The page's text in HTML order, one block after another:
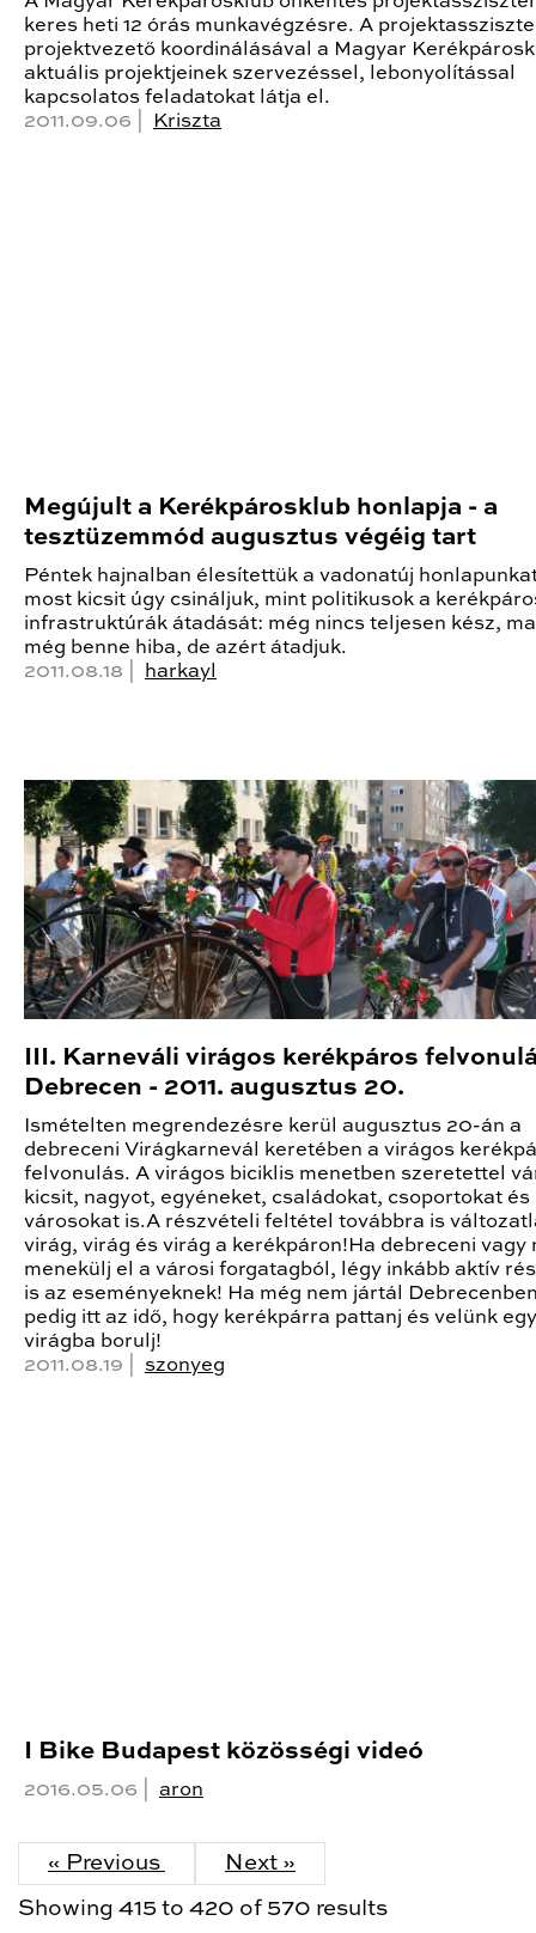
keres heti 12 órás munkavégzésre. A
projektvezető koordinálásával a Magyar
aktuális projektjeinek szervezéssel, lebonyolítással
kapcsolatos feladatokat látja el.
2011.09.06 |
Kriszta
Megújult a Kerékpárosklub honlapja - a
tesztüzemmód augusztus végéig tart
Péntek hajnalban élesítettük a vadonatúj
most kicsit úgy csináljuk, mint politikusok a
infrastruktúrák átadását: még nincs teljesen kész,
még benne hiba, de azért átadjuk.
2011.08.18 |
harkayl
III. Karneváli virágos kerékpáros
Debrecen - 2011. augusztus 20.
Ismételten megrendezésre kerül augusztus 20-án a
debreceni Virágkarnevál keretében a virágos
felvonulás. A virágos biciklis menetben szeretettel
kicsit, nagyot, egyéneket, családokat, csoportokat és
városokat is.A részvételi feltétel továbbra is
virág, virág és virág a kerékpáron!Ha debreceni vagy
menekülj el a városi forgatagból, légy inkább aktív
is az eseményeknek! Ha még nem jártál
pedig itt az idő, hogy kerékpárra pattanj és velünk
virágba borulj!
2011.08.19 | szonyeg
I Bike Budapest közösségi videó
2016.05.06 | aron
« Previous Next »
Showing 415 to 420 of 570 results